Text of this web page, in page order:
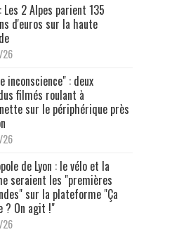
Les 2 Alpes parient 135
d'euros sur la haute
inconscience" : deux
filmés roulant à
sur le périphérique près
de Lyon : le vélo et la
seraient les "premières
sur la plateforme "Ça
? On agit !"